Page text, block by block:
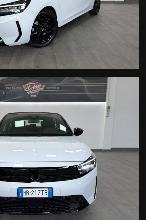
36/A
coincidere con
del veicolo, a causa della non
dai diversi
ogni responsabilità per eventuali
che non
modo un impegno contrattuale.